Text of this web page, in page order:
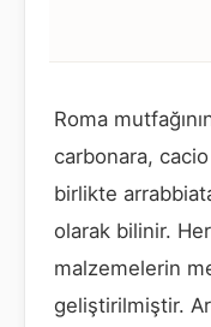
Roma
carbonara,
birlikte
olarak bilinir.
malzemelerin
geliştirilmiştir.